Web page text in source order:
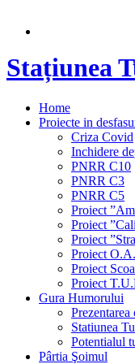
Stațiunea
Home
Proiecte in
Criza Covid
Inchidere
PNRR C10
PNRR C3
PNRR C5
Proiect
Proiect
Proiect
Proiect
Proiect
Proiect
Gura Humorului
Prezentarea
Statiunea
Potentialul
Pârtia Şoimul